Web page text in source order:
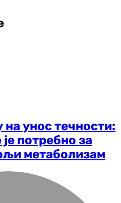
унос течности:
потребно за
метаболизам